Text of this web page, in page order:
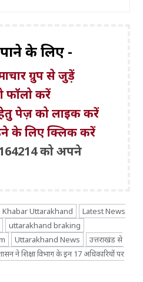
के लिए -
ग्रुप से जुड़ें
फॉलो करें
पेज़ को लाइक करें
के लिए क्लिक करें
को अपने
Khabar Uttarakhand
Latest News
uttarakhand braking
Uttarakhand News
उत्तराखंड से
ने शिक्षा विभाग के इन 17 अधिकारियों पर